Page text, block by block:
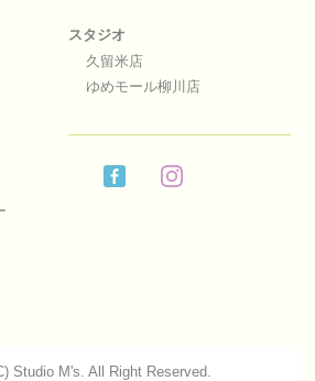
スタジオ
久留米店
ゆめモール柳川店
Studio M's. All Right Reserved.